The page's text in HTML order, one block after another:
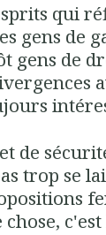
qui
gens de
gens de
de
trop se